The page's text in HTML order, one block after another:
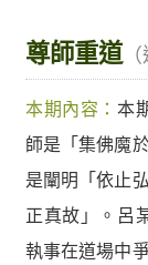
尊師重道
本期內容： 本
師是「集佛魔
是闡明「依止
正真故」。呂
執事在道場中